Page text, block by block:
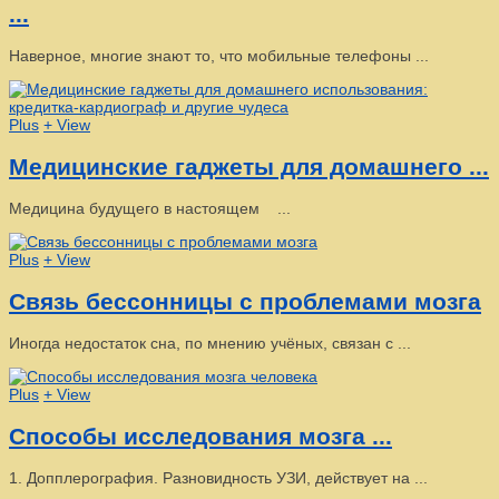
...
Наверное, многие знают то, что мобильные телефоны ...
Plus + View
Медицинские гаджеты для домашнего ...
Медицина будущего в настоящем ...
Plus + View
Связь бессонницы с проблемами мозга
Иногда недостаток сна, по мнению учёных, связан с ...
Plus + View
Способы исследования мозга ...
1. Допплерография. Разновидность УЗИ, действует на ...